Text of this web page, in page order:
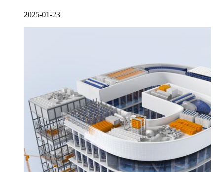
2025-01-23